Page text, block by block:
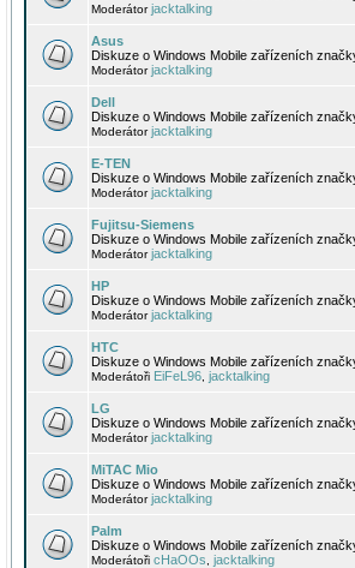
Moderátorjacktalking
Asus
Diskuze o Windows Mobile zařízeních
Moderátorjacktalking
Dell
Diskuze o Windows Mobile zařízeních
Moderátorjacktalking
E-TEN
Diskuze o Windows Mobile zařízeních
Moderátorjacktalking
Fujitsu-Siemens
Diskuze o Windows Mobile zařízeních
Moderátorjacktalking
HP
Diskuze o Windows Mobile zařízeních
Moderátorjacktalking
HTC
Diskuze o Windows Mobile zařízeních
Moderátoři EiFeL96 jacktalking
LG
Diskuze o Windows Mobile zařízeních
Moderátorjacktalking
MiTAC Mio
Diskuze o Windows Mobile zařízeních
Moderátorjacktalking
Palm
Diskuze o Windows Mobile zařízeních
Moderátoři cHaOOs jacktalking